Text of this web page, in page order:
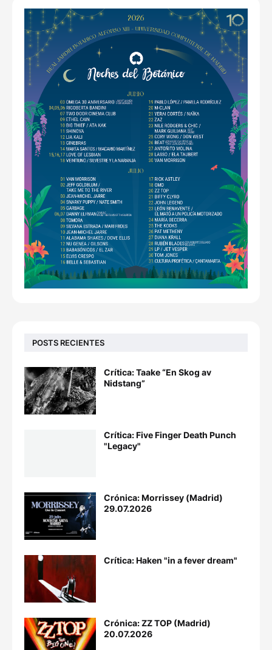
POSTS RECIENTES
Crítica: Taake “En Skog av
Nidstang”
Crítica: Five Finger Death Punch
"Legacy"
Crónica: Morrissey (Madrid)
29.07.2026
Crítica: Haken "in a fever dream"
Crónica: ZZ TOP (Madrid)
20.07.2026